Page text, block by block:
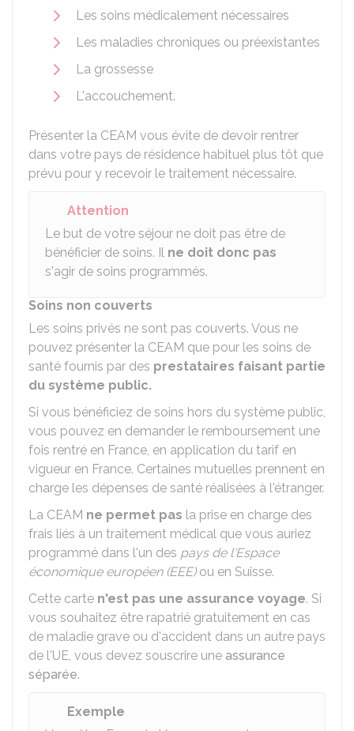
Les soins médicalement nécessaires
Les maladies chroniques ou préexistantes
La grossesse
L'accouchement.
Présenter la CEAM vous évite de devoir rentrer
dans votre pays de résidence habituel plus tôt que
prévu pour y recevoir le traitement nécessaire.
Attention
Le but de votre séjour ne doit pas être de
bénéficier de soins. Il ne doit donc pas
s'agir de soins programmés.
Soins non couverts
Les soins privés ne sont pas couverts. Vous ne
pouvez présenter la CEAM que pour les soins de
santé fournis par des prestataires faisant partie
du système public.
Si vous bénéficiez de soins hors du système public,
vous pouvez en demander le remboursement une
fois rentré en France, en application du tarif en
vigueur en France. Certaines mutuelles prennent en
charge les dépenses de santé réalisées à l'étranger.
La CEAM ne permet pas la prise en charge des
frais liés à un traitement médical que vous auriez
programmé dans l'un des pays de l'Espace
économique européen (EEE)ou en Suisse.
Cette carte n'est pas une assurance voyage. Si
vous souhaitez être rapatrié gratuitement en cas
de maladie grave ou d'accident dans un autre pays
de l'UE, vous devez souscrire une assurance
séparée.
Exemple